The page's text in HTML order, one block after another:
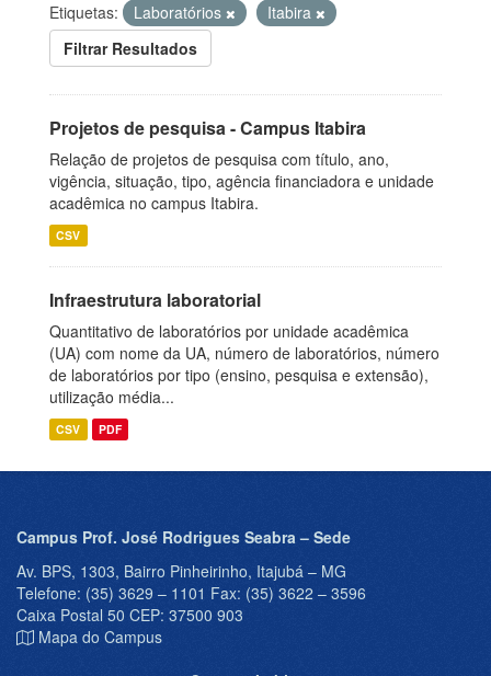
Etiquetas: Laboratórios
Itabira
Filtrar Resultados
Projetos de pesquisa - Campus Itabira
Relação de projetos de pesquisa com título, ano,
vigência, situação, tipo, agência financiadora e unidade
acadêmica no campus Itabira.
CSV
Infraestrutura laboratorial
Quantitativo de laboratórios por unidade acadêmica
(UA) com nome da UA, número de laboratórios, número
de laboratórios por tipo (ensino, pesquisa e extensão),
utilização média...
CSV PDF
Campus Prof. José Rodrigues Seabra – Sede
Av. BPS, 1303, Bairro Pinheirinho, Itajubá – MG
Telefone: (35) 3629 – 1101 Fax: (35) 3622 – 3596
Caixa Postal 50 CEP: 37500 903
Mapa do Campus